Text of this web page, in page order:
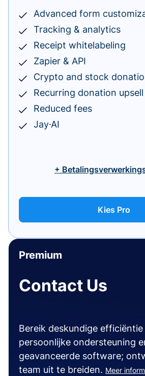
Advanced form
Tracking & analytics
Receipt whitelabeling
Zapier & API
Crypto and stock
Recurring donation upsell
Reduced fees
Jay·AI
+
Kies Pro
Premium
Contact Us
Bereik deskundige
persoonlijke ondersteuning
geavanceerde software;
team uit te breiden. Meer